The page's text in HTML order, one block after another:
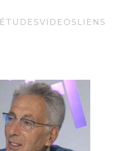
ÉTUDESVIDEOS LIENS